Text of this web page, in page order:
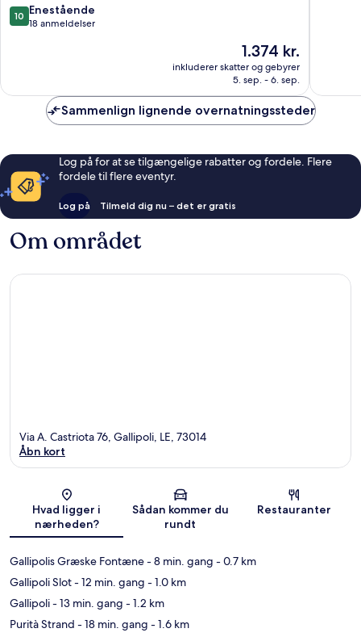
10.0
ud
anmeldelser
10 Enestående
18 anmeldelser
Prisen
1.374 kr.
1.374 kr.
inkluderer skatter og gebyrer
5. sep. - 6. sep.
Sammenlign lignende overnatningssteder
Log på for at se tilgængelige rabatter og fordele. Flere
fordele til flere eventyr.
Log på Tilmeld dig nu – det er gratis
Om området
Kort
Via A. Castriota 76, Gallipoli, LE, 73014
Åbn kort
Hvad ligger i
nærheden?
Sådan kommer du
rundt
Restauranter
Gallipolis Græske Fontæne- 8 min. gang - 0.7 km
Gallipoli Slot- 12 min. gang - 1.0 km
Gallipoli- 13 min. gang - 1.2 km
Purità Strand - 18 min. gang - 1.6 km